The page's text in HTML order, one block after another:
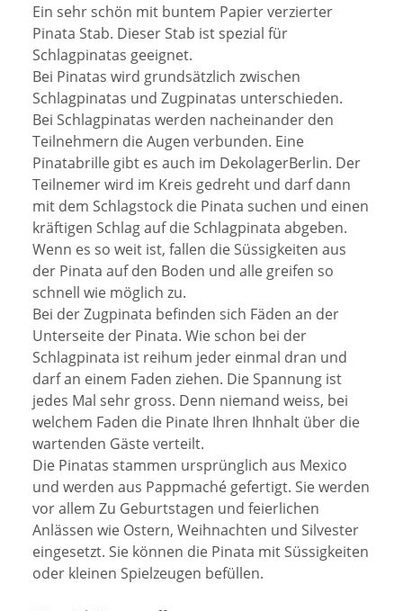
Ein sehr schön mit buntem Papier verzierter
Pinata Stab. Dieser Stab ist spezial für
Schlagpinatas geeignet.
Bei Pinatas wird grundsätzlich zwischen
Schlagpinatas und Zugpinatas unterschieden.
Bei Schlagpinatas werden nacheinander den
Teilnehmern die Augen verbunden. Eine
Pinatabrille gibt es auch im DekolagerBerlin. Der
Teilnemer wird im Kreis gedreht und darf dann
mit dem Schlagstock die Pinata suchen und einen
kräftigen Schlag auf die Schlagpinata abgeben.
Wenn es so weit ist, fallen die Süssigkeiten aus
der Pinata auf den Boden und alle greifen so
schnell wie möglich zu.
Bei der Zugpinata befinden sich Fäden an der
Unterseite der Pinata. Wie schon bei der
Schlagpinata ist reihum jeder einmal dran und
darf an einem Faden ziehen. Die Spannung ist
jedes Mal sehr gross. Denn niemand weiss, bei
welchem Faden die Pinate Ihren Ihnhalt über die
wartenden Gäste verteilt.
Die Pinatas stammen ursprünglich aus Mexico
und werden aus Pappmaché gefertigt. Sie werden
vor allem Zu Geburtstagen und feierlichen
Anlässen wie Ostern, Weihnachten und Silvester
eingesetzt. Sie können die Pinata mit Süssigkeiten
oder kleinen Spielzeugen befüllen.